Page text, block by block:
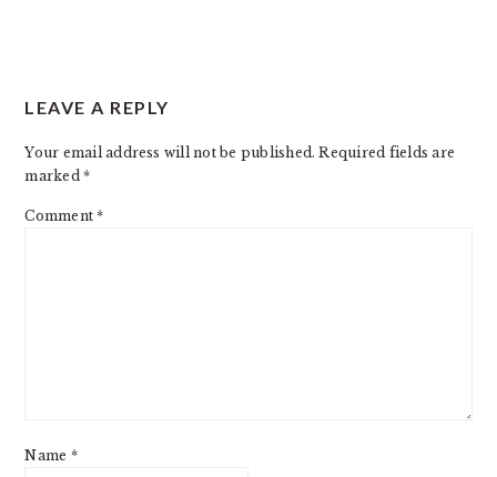
LEAVE A REPLY
Your email address will not be published. Required fields are
marked*
Comment*
Name *